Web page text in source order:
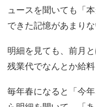
ュースを聞いても「
できた記憶があまりな
明細を見ても、前月
残業代でなんとか給
毎年春になると「今